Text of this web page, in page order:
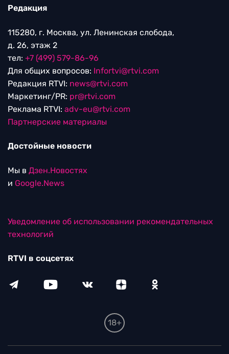
Редакция
115280, г. Москва, ул. Ленинская слобода,
д. 26, этаж 2
тел: +7 (499) 579-86-96
Для общих вопросов: Infortvi@rtvi.com
Редакция RTVI: news@rtvi.com
Маркетинг/PR: pr@rtvi.com
Реклама RTVI: adv-eu@rtvi.com
Партнерские материалы
Достойные новости
Мы в Дзен.Новостях
и Google.News
Уведомление об использовании рекомендательных
технологий
RTVI в соцсетях
18+